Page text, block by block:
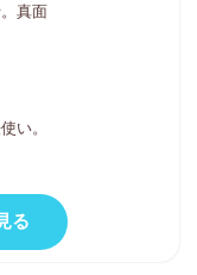
真面
い。
る